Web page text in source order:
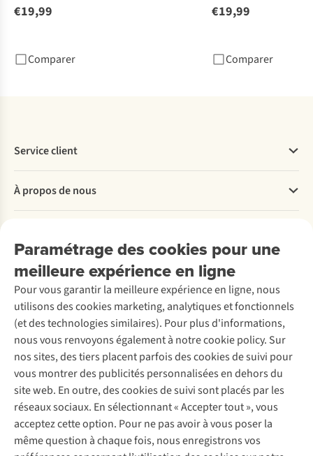
€19,99
Comparer
€19,99
Comparer
Paramétrage des cookies pour une
meilleure expérience en ligne
Pour vous garantir la meilleure expérience en ligne, nous
utilisons des cookies marketing, analytiques et fonctionnels
(et des technologies similaires). Pour plus d'informations,
nous vous renvoyons également à notre cookie policy. Sur
nos sites, des tiers placent parfois des cookies de suivi pour
vous montrer des publicités personnalisées en dehors du
site web. En outre, des cookies de suivi sont placés par les
réseaux sociaux. En sélectionnant « Accepter tout », vous
acceptez cette option. Pour ne pas avoir à vous poser la
même question à chaque fois, nous enregistrons vos
Service client
Commander
Payer
Retourner
Rétractation d'une commande
Entretien & réparations
Garantie
Contactez-nous
À propos de nous
Entreprise responsable
À propos d’Ayacucho
Nos magasins
À propos d’A.S.Adventure
Déclaration d'accessibilité
Location / Location sports d’hiver
Seconde-main
Entretien de ski
Service de lavage
Entretien de chaussures
Réparation de chaussures
Réparation de vêtements
Retouches
Pour les entreprises
Découvrez
A.S.Magazine
Explore Camp
Expertise & conseils
Abonnez-vous à la newsletter
Suivez-nous